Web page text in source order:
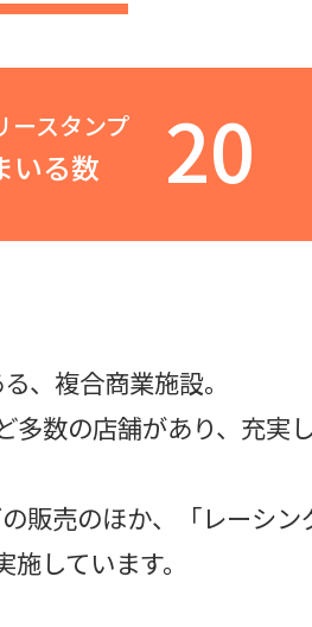
ースタンプ
いる数 20
、複合商業施設。
数の店舗があり、充実
販売のほか、「レーシ
しています。